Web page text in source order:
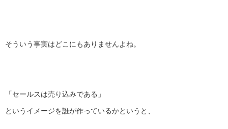
そういう事実はどこにもありませんよね。
「セールスは売り込みである」
というイメージを誰が作っているかというと、